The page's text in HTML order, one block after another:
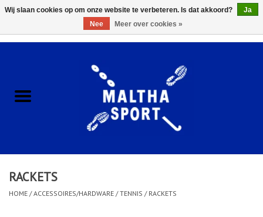
ACCESSOIRES/HARDWARE
KLEDING
RACKETS
HOME /ACCESSOIRES/HARDWARE /TENNIS / RACKETS
Wij slaan cookies op om onze website te verbeteren. Is dat akkoord?
Ja
Nee
Meer over cookies »